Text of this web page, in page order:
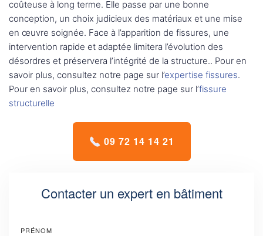
coûteuse à long terme. Elle passe par une bonne
conception, un choix judicieux des matériaux et une mise
en œuvre soignée. Face à l’apparition de fissures, une
intervention rapide et adaptée limitera l’évolution des
désordres et préservera l’intégrité de la structure.. Pour en
savoir plus, consultez notre page sur l’expertise fissures.
Pour en savoir plus, consultez notre page sur l’fissure
structurelle
09 72 14 14 21
Contacter un expert en bâtiment
PRÉNOM